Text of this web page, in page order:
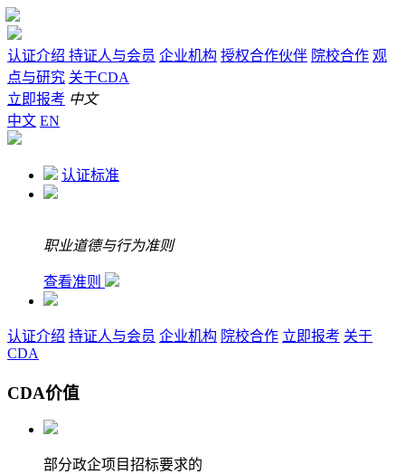
认证介绍 持证人与会员 企业机构 授权合作伙伴 院校合作 观
点与研究 关于CDA
立即报考 中文
中文 EN
认证标准
职业道德与行为准则
查看准则
认证介绍 持证人与会员 企业机构 院校合作 立即报考 关于
CDA
CDA价值
部分政企项目招标要求的